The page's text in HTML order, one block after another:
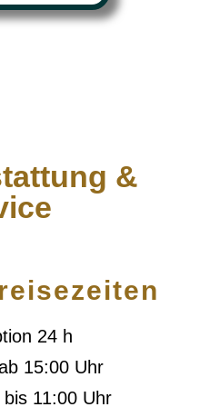
&
24 h
15:00 Uhr
11:00 Uhr